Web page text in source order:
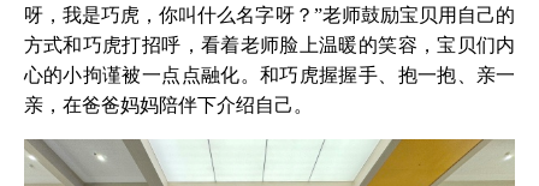
呀，我是巧虎，你叫什么名字呀？”老师鼓励宝贝用自己的
方式和巧虎打招呼，看着老师脸上温暖的笑容，宝贝们内
心的小拘谨被一点点融化。和巧虎握握手、抱一抱、亲一
亲，在爸爸妈妈陪伴下介绍自己。